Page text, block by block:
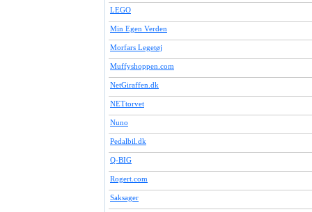
LEGO
Min Egen Verden
Morfars Legetøj
Muffyshoppen.com
NetGiraffen.dk
NETtorvet
Nuno
Pedalbil.dk
Q-BIG
Rogert.com
Saksager